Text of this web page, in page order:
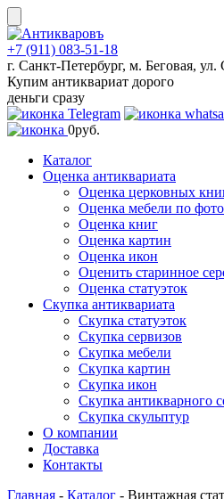
Skip
to
content
+7 (911) 083-51-18
г. Санкт-Петербург, м. Беговая,
Купим антиквариат дорого
деньги сразу
0руб.
Каталог
Оценка антиквариата
Оценка церковных
Оценка мебели по
Оценка книг
Оценка картин
Оценка икон
Оценить старинное
Оценка статуэток
Скупка антиквариата
Скупка статуэток
Скупка сервизов
Скупка мебели
Скупка картин
Скупка икон
Скупка антикварного
Скупка скульптур
О компании
Доставка
Контакты
Главная - Каталог - Винтажная